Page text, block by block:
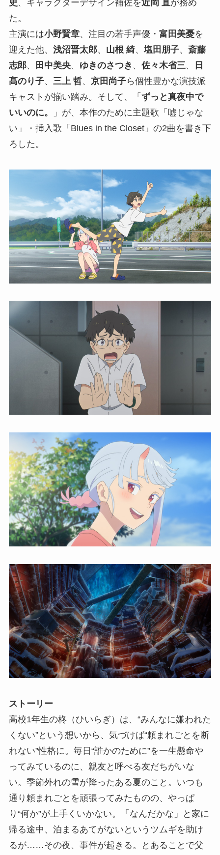
史 、キャラクターデザイン補佐を近岡 直 が務め
た。
主演には小野賢章、注目の若手声優・ 富田美憂を
迎えた他、 浅沼晋太郎、 山根 綺、 塩田朋子、斎藤
志郎、 田中美央、 ゆきのさつき 、 佐々木省三、
日
髙のり子、 三上 哲、 京田尚子ら個性豊かな演技派
キャストが揃い踏み。そして、「 ずっと真夜中で
いいのに。
」が、本作のために主題歌「嘘じゃな
い」・挿入歌「Blues in the Closet」の2曲を書き下
ろした。
ストーリー
高校1年生の柊（ひいらぎ）は、“みんなに嫌われた
くない”という想いから、気づけば“頼まれごとを断
れない”性格に。毎日“誰かのために”を一生懸命や
ってみているのに、親友と呼べる友だちがいな
い。季節外れの雪が降ったある夏のこと。いつも
通り頼まれごとを頑張ってみたものの、やっぱ
り“何か”が上手くいかない。「なんだかな」と家に
帰る途中、泊まるあてがないというツムギを助け
るが……その夜、事件が起きる。とあることで父